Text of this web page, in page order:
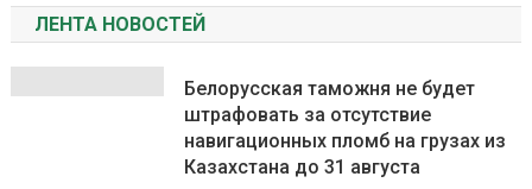
ЛЕНТА НОВОСТЕЙ
Белорусская таможня не будет
штрафовать за отсутствие
навигационных пломб на грузах из
Казахстана до 31 августа